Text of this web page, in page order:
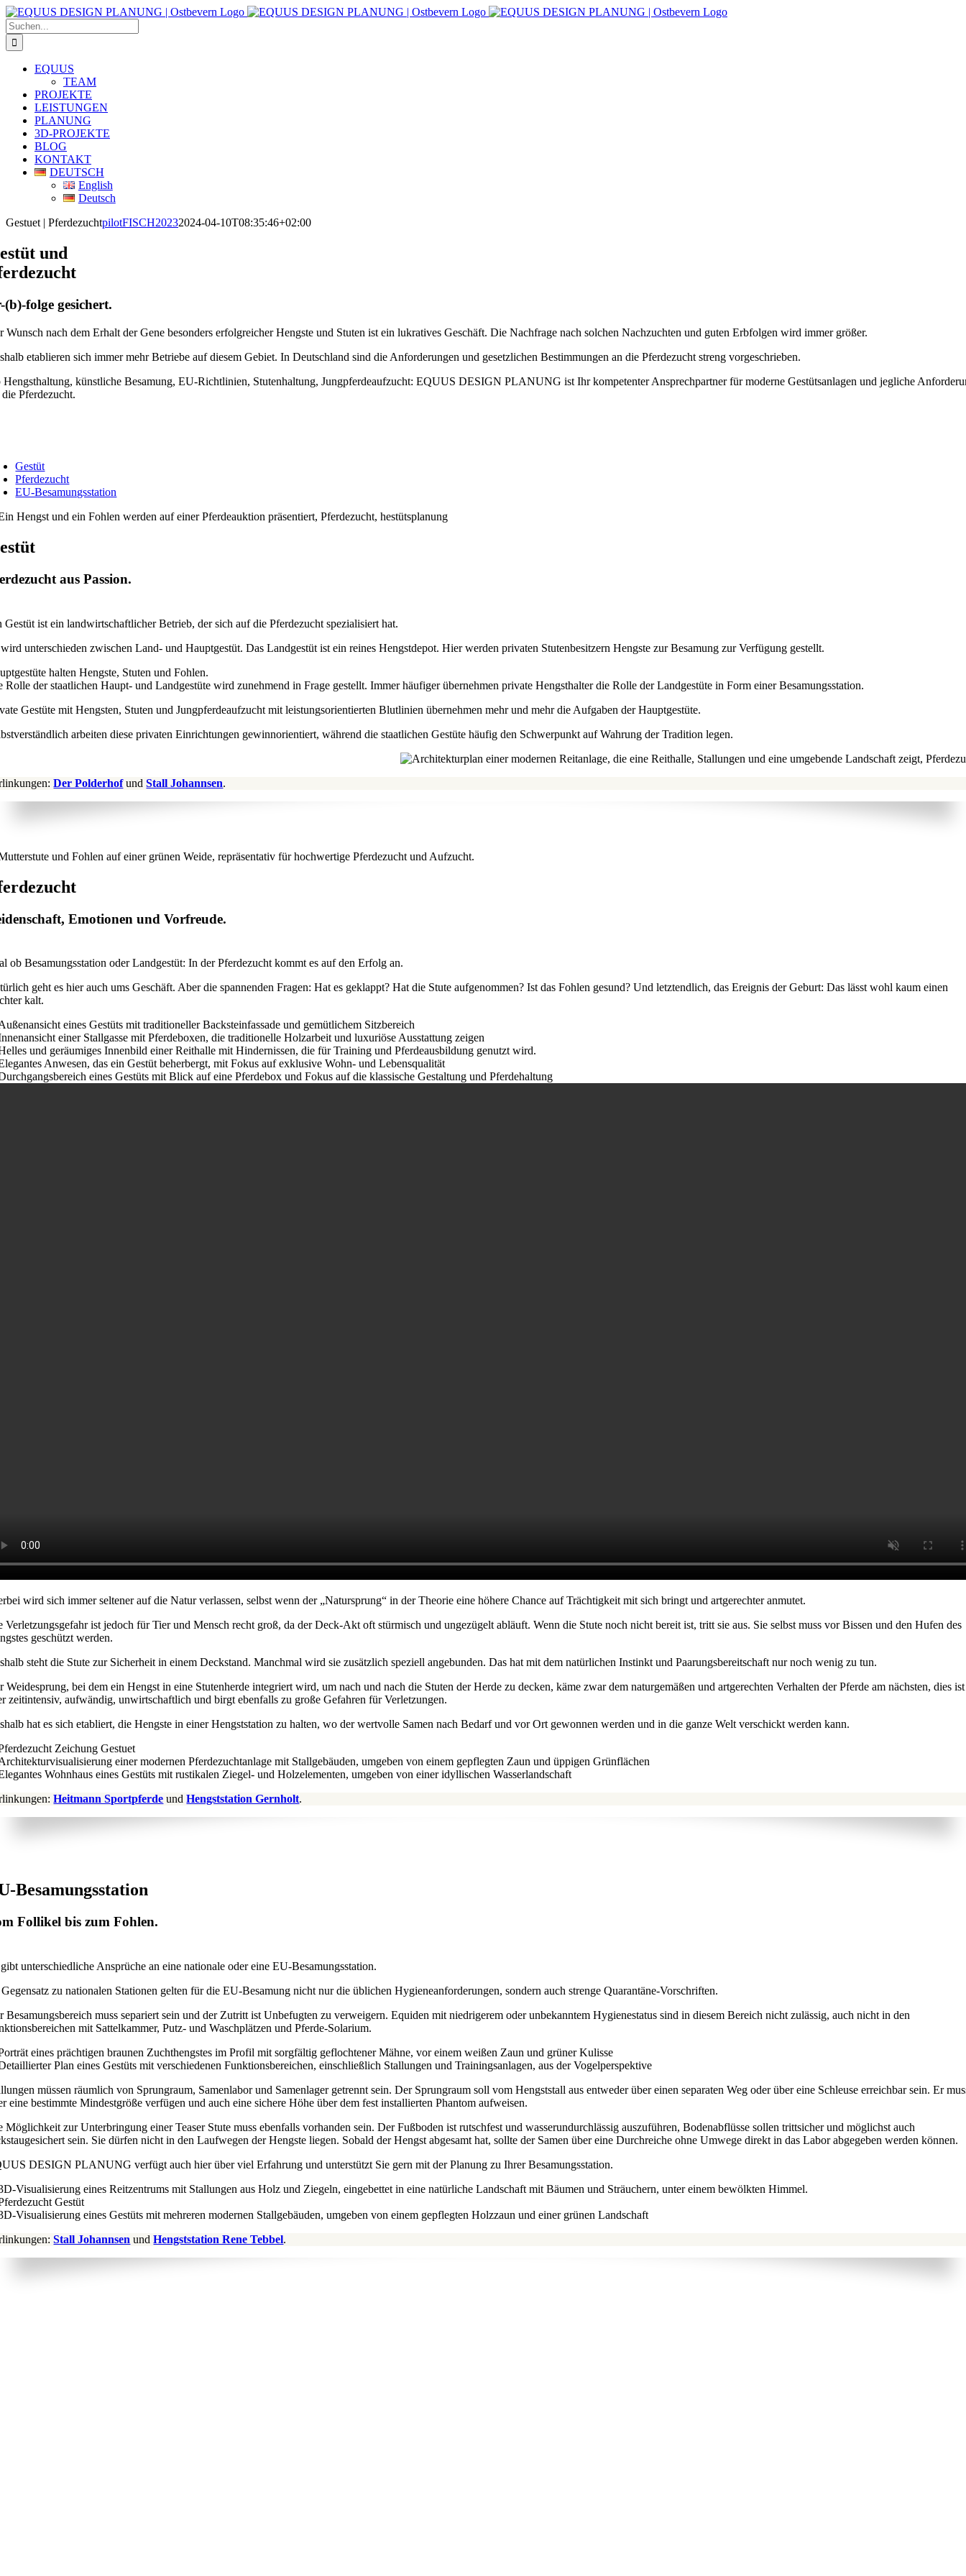
Zum
Inhalt
springen
Suche
nach:
EQUUS
TEAM
PROJEKTE
LEISTUNGEN
PLANUNG
3D-PROJEKTE
BLOG
KONTAKT
DEUTSCH
English
Deutsch
Gestuet | PferdezuchtpilotFISCH20232024-04-10T08:35:46+02:00
und
(b)-folge gesichert.
Wunsch nach dem Erhalt der Gene besonders erfolgreicher Hengste und Stuten ist ein lukratives Geschäft. Die Nachfrage nach solchen Nachzuchten und guten Erbfolgen wird immer größer.
etablieren sich immer mehr Betriebe auf diesem Gebiet. In Deutschland sind die Anforderungen und gesetzlichen Bestimmungen an die Pferdezucht streng vorgeschrieben.
Hengsthaltung, künstliche Besamung, EU-Richtlinien, Stutenhaltung, Jungpferdeaufzucht: EQUUS DESIGN PLANUNG ist Ihr kompetenter Ansprechpartner für moderne Gestütsanlagen und jegliche
Pferdezucht.
Gestüt
Pferdezucht
EU-Besamungsstation
aus Passion.
Gestüt ist ein landwirtschaftlicher Betrieb, der sich auf die Pferdezucht spezialisiert hat.
unterschieden zwischen Land- und Hauptgestüt. Das Landgestüt ist ein reines Hengstdepot. Hier werden privaten Stutenbesitzern Hengste zur Besamung zur Verfügung gestellt.
halten Hengste, Stuten und Fohlen.
Rolle der staatlichen Haupt- und Landgestüte wird zunehmend in Frage gestellt. Immer häufiger übernehmen private Hengsthalter die Rolle der Landgestüte in Form einer Besamungsstation.
Gestüte mit Hengsten, Stuten und Jungpferdeaufzucht mit leistungsorientierten Blutlinien übernehmen mehr und mehr die Aufgaben der Hauptgestüte.
arbeiten diese privaten Einrichtungen gewinnorientiert, während die staatlichen Gestüte häufig den Schwerpunkt auf Wahrung der Tradition legen.
Der PolderhofundStall Johannsen.
Emotionen und Vorfreude.
ob Besamungsstation oder Landgestüt: In der Pferdezucht kommt es auf den Erfolg an.
geht es hier auch ums Geschäft. Aber die spannenden Fragen: Hat es geklappt? Hat die Stute aufgenommen? Ist das Fohlen gesund? Und letztendlich, das Ereignis der Geburt: Das lässt wohl kaum einen
kalt.
wird sich immer seltener auf die Natur verlassen, selbst wenn der „Natursprung“ in der Theorie eine höhere Chance auf Trächtigkeit mit sich bringt und artgerechter anmutet.
Verletzungsgefahr ist jedoch für Tier und Mensch recht groß, da der Deck-Akt oft stürmisch und ungezügelt abläuft. Wenn die Stute noch nicht bereit ist, tritt sie aus. Sie selbst muss vor Bissen und den Hufen des
geschützt werden.
steht die Stute zur Sicherheit in einem Deckstand. Manchmal wird sie zusätzlich speziell angebunden. Das hat mit dem natürlichen Instinkt und Paarungsbereitschaft nur noch wenig zu tun.
Weidesprung, bei dem ein Hengst in eine Stutenherde integriert wird, um nach und nach die Stuten der Herde zu decken, käme zwar dem naturgemäßen und artgerechten Verhalten der Pferde am nächsten, dies ist
zeitintensiv, aufwändig, unwirtschaftlich und birgt ebenfalls zu große Gefahren für Verletzungen.
hat es sich etabliert, die Hengste in einer Hengststation zu halten, wo der wertvolle Samen nach Bedarf und vor Ort gewonnen werden und in die ganze Welt verschickt werden kann.
Heitmann Sportpferde undHengststation Gernholt.
Besamungsstation
Follikel bis zum Fohlen.
unterschiedliche Ansprüche an eine nationale oder eine EU-Besamungsstation.
zu nationalen Stationen gelten für die EU-Besamung nicht nur die üblichen Hygieneanforderungen, sondern auch strenge Quarantäne-Vorschriften.
Besamungsbereich muss separiert sein und der Zutritt ist Unbefugten zu verweigern. Equiden mit niedrigerem oder unbekanntem Hygienestatus sind in diesem Bereich nicht zulässig, auch nicht in den
mit Sattelkammer, Putz- und Waschplätzen und Pferde-Solarium.
müssen räumlich von Sprungraum, Samenlabor und Samenlager getrennt sein. Der Sprungraum soll vom Hengststall aus entweder über einen separaten Weg oder über eine Schleuse erreichbar sein. Er
eine bestimmte Mindestgröße verfügen und auch eine sichere Höhe über dem fest installierten Phantom aufweisen.
Möglichkeit zur Unterbringung einer Teaser Stute muss ebenfalls vorhanden sein. Der Fußboden ist rutschfest und wasserundurchlässig auszuführen, Bodenabflüsse sollen trittsicher und möglichst auch
sein. Sie dürfen nicht in den Laufwegen der Hengste liegen. Sobald der Hengst abgesamt hat, sollte der Samen über eine Durchreiche ohne Umwege direkt in das Labor abgegeben werden können.
DESIGN PLANUNG verfügt auch hier über viel Erfahrung und unterstützt Sie gern mit der Planung zu Ihrer Besamungsstation.
Stall Johannsen undHengststation Rene Tebbel.